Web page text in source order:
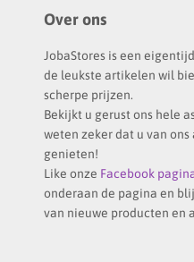
Over ons
JobaStores is een
de leukste artikelen wil
scherpe prijzen.
Bekijkt u gerust ons hele
weten zeker dat u van
genieten!
Like onze Facebook
onderaan de pagina en
van nieuwe producten en